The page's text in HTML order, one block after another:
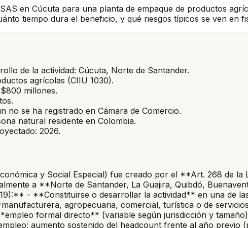
en Cúcuta para una planta de empaque de productos
tiempo dura el beneficio, y qué riesgos típicos se ven en
de la actividad: Cúcuta, Norte de Santander.
agrícolas (CIIU 1030).
millones.
no se ha registrado en Cámara de Comercio.
natural residente en Colombia.
2026.
y Social Especial) fue creado por el **Art. 268 de
a **Norte de Santander, La Guajira, Quibdó,
- **Constituirse o desarrollar la actividad** en una de
agropecuaria, comercial, turística o de
formal directo** (variable según jurisdicción y
aumento sostenido del headcount frente al año